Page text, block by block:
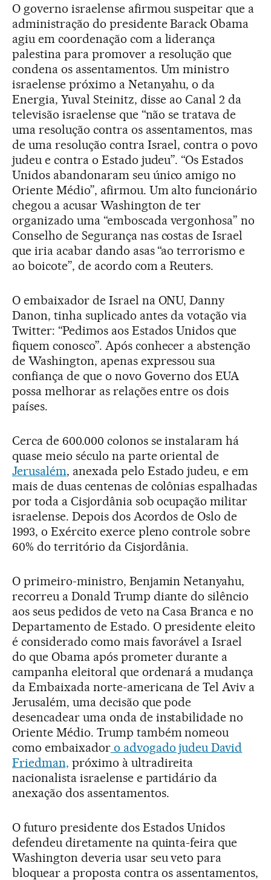
O governo israelense afirmou suspeitar que a
administração do presidente Barack Obama
agiu em coordenação com a liderança
palestina para promover a resolução que
condena os assentamentos. Um ministro
israelense próximo a Netanyahu, o da
Energia, Yuval Steinitz, disse ao Canal 2 da
televisão israelense que “não se tratava de
uma resolução contra os assentamentos, mas
de uma resolução contra Israel, contra o povo
judeu e contra o Estado judeu”. “Os Estados
Unidos abandonaram seu único amigo no
Oriente Médio”, afirmou. Um alto funcionário
chegou a acusar Washington de ter
organizado uma “emboscada vergonhosa” no
Conselho de Segurança nas costas de Israel
que iria acabar dando asas “ao terrorismo e
ao boicote”, de acordo com a Reuters.
O embaixador de Israel na ONU, Danny
Danon, tinha suplicado antes da votação via
Twitter: “Pedimos aos Estados Unidos que
fiquem conosco”. Após conhecer a abstenção
de Washington, apenas expressou sua
confiança de que o novo Governo dos EUA
possa melhorar as relações entre os dois
países.
Cerca de 600.000 colonos se instalaram há
quase meio século na parte oriental de
Jerusalém, anexada pelo Estado judeu, e em
mais de duas centenas de colônias espalhadas
por toda a Cisjordânia sob ocupação militar
israelense. Depois dos Acordos de Oslo de
1993, o Exército exerce pleno controle sobre
60% do território da Cisjordânia.
O primeiro-ministro, Benjamin Netanyahu,
recorreu a Donald Trump diante do silêncio
aos seus pedidos de veto na Casa Branca e no
Departamento de Estado. O presidente eleito
é considerado como mais favorável a Israel
do que Obama após prometer durante a
campanha eleitoral que ordenará a mudança
da Embaixada norte-americana de Tel Aviv a
Jerusalém, uma decisão que pode
desencadear uma onda de instabilidade no
Oriente Médio. Trump também nomeou
como embaixadoro advogado judeu David
Friedman, próximo à ultradireita
nacionalista israelense e partidário da
anexação dos assentamentos.
O futuro presidente dos Estados Unidos
defendeu diretamente na quinta-feira que
Washington deveria usar seu veto para
bloquear a proposta contra os assentamentos,